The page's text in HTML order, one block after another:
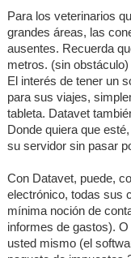
Para los veterinarios
grandes áreas, las
ausentes. Recuerda
metros. (sin obstáculo)
El interés de tener un
para sus viajes,
tableta. Datavet
Donde quiera que
su servidor sin pasar
Con Datavet, puede,
electrónico, todas sus
mínima noción de
informes de gastos).
usted mismo (el